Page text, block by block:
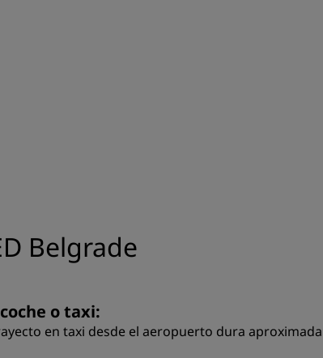
Belgrade
o taxi:
en taxi desde el aeropuerto dura